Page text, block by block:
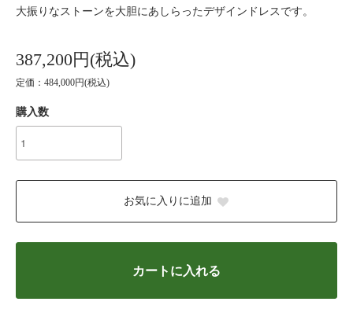
大振りなストーンを大胆にあしらったデザインドレスです。
387,200円(税込)
定価：484,000円(税込)
購入数
お気に入りに追加
カートに入れる